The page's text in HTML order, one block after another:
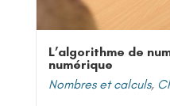
L’algorithme de
numérique
Nombres et calculs,